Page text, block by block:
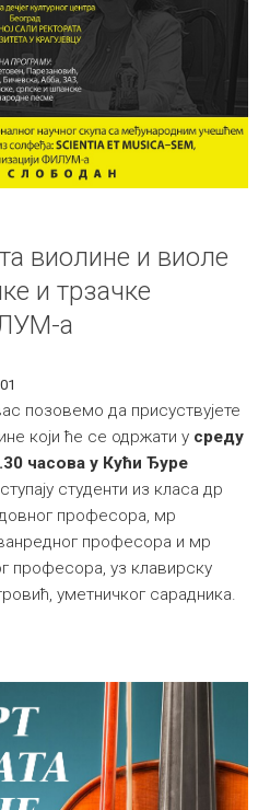
виолине и виоле
и трзачке
а
позовемо да присуствујете
који ће се одржати у среду
часова у Кући Ђуре
студенти из класа др
професора, мр
професора и мр
професора, уз клавирску
уметничког сарадника.